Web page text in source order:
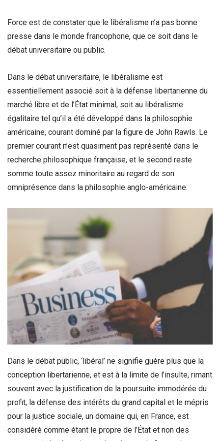
Force est de constater que le libéralisme n’a pas bonne
presse dans le monde francophone, que ce soit dans le
débat universitaire ou public.
Dans le débat universitaire, le libéralisme est
essentiellement associé soit à la défense libertarienne du
marché libre et de l’État minimal, soit au libéralisme
égalitaire tel qu’il a été développé dans la philosophie
américaine, courant dominé par la figure de John Rawls. Le
premier courant n’est quasiment pas représenté dans le
recherche philosophique française, et le second reste
somme toute assez minoritaire au regard de son
omniprésence dans la philosophie anglo-américaine.
Dans le débat public, ‘libéral’ ne signifie guère plus que la
conception libertarienne, et est à la limite de l’insulte, rimant
souvent avec la justification de la poursuite immodérée du
profit, la défense des intérêts du grand capital et le mépris
pour la justice sociale, un domaine qui, en France, est
considéré comme étant le propre de l’État et non des